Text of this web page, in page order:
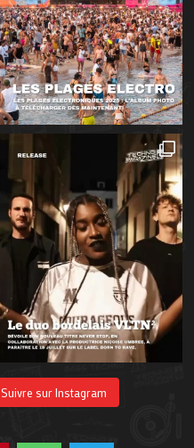
Suivre sur Instagram